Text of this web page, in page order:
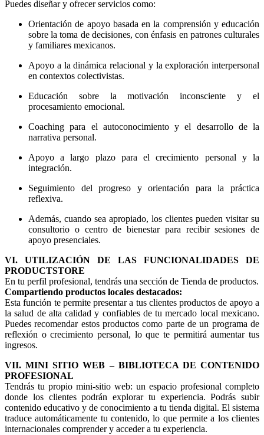
Puedes diseñar y ofrecer servicios como:
Orientación de apoyo basada en la comprensión y educación
sobre la toma de decisiones, con énfasis en patrones culturales
y familiares mexicanos.
Apoyo a la dinámica relacional y la exploración interpersonal
en contextos colectivistas.
Educación sobre la motivación inconsciente y el
procesamiento emocional.
Coaching para el autoconocimiento y el desarrollo de la
narrativa personal.
Apoyo a largo plazo para el crecimiento personal y la
integración.
Seguimiento del progreso y orientación para la práctica
reflexiva.
Además, cuando sea apropiado, los clientes pueden visitar su
consultorio o centro de bienestar para recibir sesiones de
apoyo presenciales.
VI. UTILIZACIÓN DE LAS FUNCIONALIDADES DE
PRODUCTSTORE
En tu perfil profesional, tendrás una sección de Tienda de productos.
Compartiendo productos locales destacados:
Esta función te permite presentar a tus clientes productos de apoyo a
la salud de alta calidad y confiables de tu mercado local mexicano.
Puedes recomendar estos productos como parte de un programa de
reflexión o crecimiento personal, lo que te permitirá aumentar tus
ingresos.
VII. MINI SITIO WEB – BIBLIOTECA DE CONTENIDO
PROFESIONAL
Tendrás tu propio mini-sitio web: un espacio profesional completo
donde los clientes podrán explorar tu experiencia. Podrás subir
contenido educativo y de conocimiento a tu tienda digital. El sistema
traduce automáticamente tu contenido, lo que permite a los clientes
internacionales comprender y acceder a tu experiencia.